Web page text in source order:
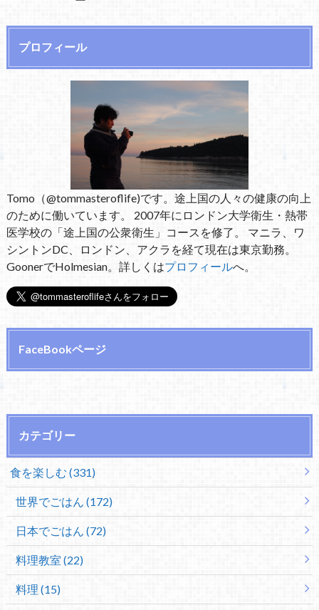
プロフィール
Tomo（@tommasteroflife)です。途上国の人々の健康の向上
のために働いています。 2007年にロンドン大学衛生・熱帯
医学校の「途上国の公衆衛生」コースを修了。 マニラ、ワ
シントンDC、ロンドン、アクラを経て現在は東京勤務。
GoonerでHolmesian。詳しくはプロフィールへ。
FaceBookページ
カテゴリー
食を楽しむ (331)
世界でごはん (172)
日本でごはん (72)
料理教室 (22)
料理 (15)